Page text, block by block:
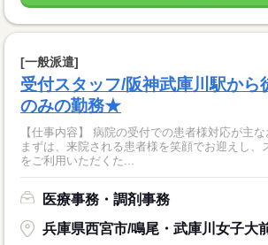
[一般派遣]
受付スタッフ/阪神武庫川駅か
のみの勤務★
【仕事内容】 病院の受付での患者様対応が主な
まずは、来院される患者様を笑顔でお迎えし、
をご利用いただくた...
医療事務・調剤事務
兵庫県西宮市/鳴尾・武庫川女子大